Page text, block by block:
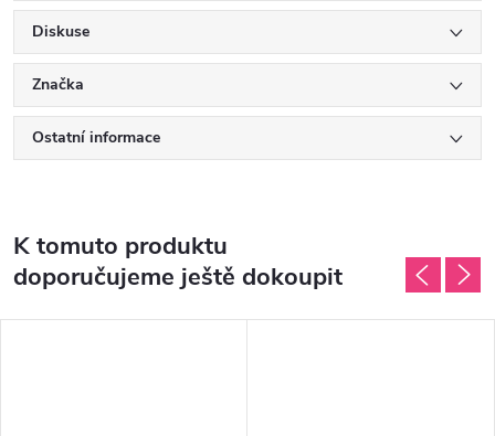
Diskuse
Značka
Ostatní informace
K tomuto produktu
doporučujeme ještě dokoupit